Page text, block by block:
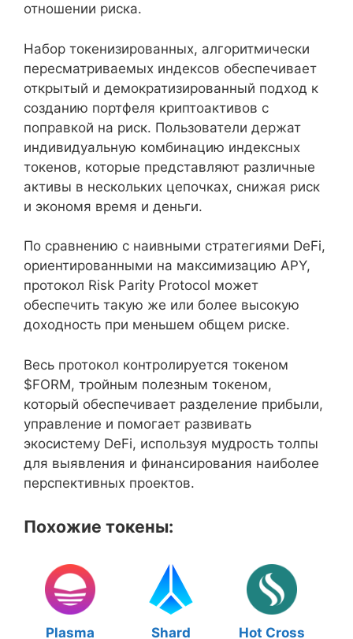
отношении риска.
Набор токенизированных, алгоритмически
пересматриваемых индексов обеспечивает
открытый и демократизированный подход к
созданию портфеля криптоактивов с
поправкой на риск. Пользователи держат
индивидуальную комбинацию индексных
токенов, которые представляют различные
активы в нескольких цепочках, снижая риск
и экономя время и деньги.
По сравнению с наивными стратегиями DeFi,
ориентированными на максимизацию APY,
протокол Risk Parity Protocol может
обеспечить такую же или более высокую
доходность при меньшем общем риске.
Весь протокол контролируется токеном
$FORM, тройным полезным токеном,
который обеспечивает разделение прибыли,
управление и помогает развивать
экосистему DeFi, используя мудрость толпы
для выявления и финансирования наиболее
перспективных проектов.
Похожие токены:
Plasma
Shard Hot Cross